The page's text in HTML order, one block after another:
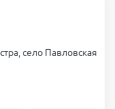
село Павловская